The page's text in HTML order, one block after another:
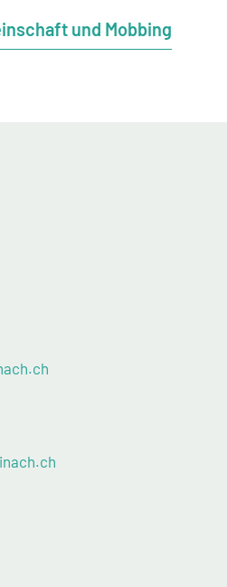
und Mobbing